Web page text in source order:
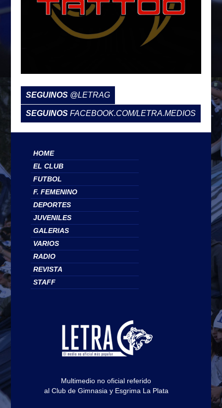
SEGUINOS @LETRAG
SEGUINOSFACEBOOK.COM/LETRA.MEDIOS
HOME
EL CLUB
FUTBOL
F. FEMENINO
DEPORTES
JUVENILES
GALERIAS
VARIOS
RADIO
REVISTA
STAFF
Multimedio no oficial referido
al Club de Gimnasia y Esgrima La Plata